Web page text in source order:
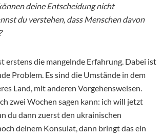
deine Entscheidung nicht
du verstehen, dass Menschen davon
erstens die mangelnde Erfahrung. Dabei ist
Problem. Es sind die Umstände in dem
Land, mit anderen Vorgehensweisen.
zwei Wochen sagen kann: ich will jetzt
du dann zuerst den ukrainischen
deinem Konsulat, dann bringt das ein